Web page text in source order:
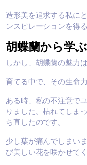
造形美を追求する私に
ンスピレーションを得
胡蝶蘭から学
しかし、胡蝶蘭の魅力
育てる中で、その生命
ある時、私の不注意で
りました。枯れてしま
ち直したのです。
少し葉が痛んでしまい
び美しい花を咲かせてく